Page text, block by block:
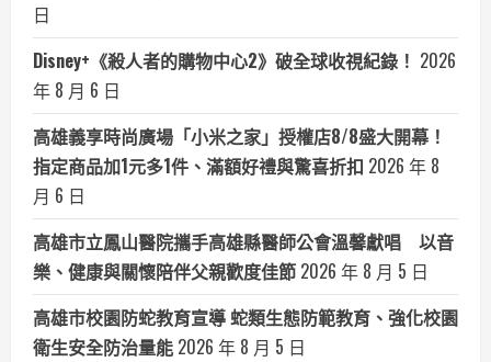
日
Disney+《殺人者的購物中心2》破全球收視紀錄！ 2026
年 8 月 6 日
高雄義享時尚廣場「小米之家」授權店8/8盛大開幕！
指定商品加1元多1件、滿額好禮與驚喜折扣 2026 年 8
月 6 日
高雄市立鳳山醫院攜手高雄縣醫師公會溫馨獻唱 以音
樂、健康與關懷陪伴父親歡度佳節 2026 年 8 月 5 日
高雄市校園防蛇教育宣導 蛇類生態防範教育、強化校園
衛生安全防治量能 2026 年 8 月 5 日